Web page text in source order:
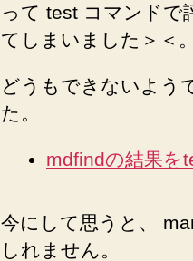
って test コマンドで
てしまいました＞＜。
どうもできないよう
た。
mdfindの結果を
今にして思うと、
しれません。